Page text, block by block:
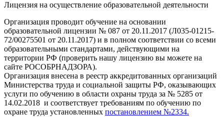
Лицензия на осуществление образовательной деятельности
Организация проводит обучение на основании
образовательной лицензии № 087 от 20.11.2017 (Л035-01215-
72/00275501 от 20.11.2017) и в полном соответствии со всеми
образовательными стандартами, действующими на
территории РФ (проверить нашу лицензию вы можете на
сайте РОСОБРНАДЗОРА).
Организация внесена в реестр аккредитованных организаций
Министерства труда и социальной защиты РФ, оказывающих
услуги по обучению в области охраны труда за № 5285 от
14.02.2018 и соответствует требованиям по обучению по
охране труда установленных постановлением №2334.